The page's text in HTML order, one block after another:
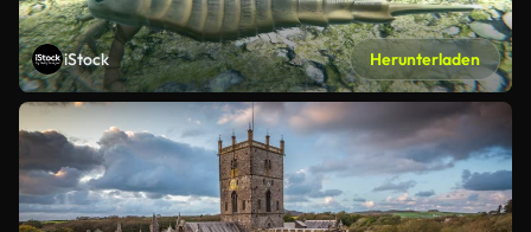
iStock Herunterladen